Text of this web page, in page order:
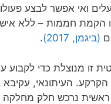
ואי אפשר לבצע
או הקמת חממות – ללא
(ביגמן, 2017) .
זו מנוצלת כדי לקבוע
העיתונאי, עקיבא
נרכש חלק